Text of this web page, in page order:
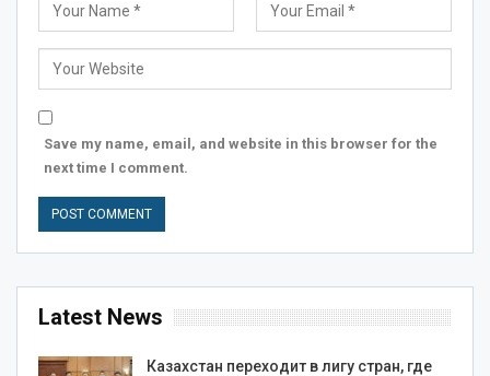
Save my name, email, and website in this browser for the
next time I comment.
Latest News
Казахстан переходит в лигу стран, где